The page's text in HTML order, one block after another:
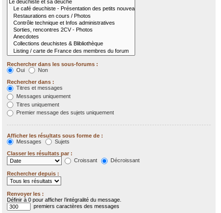
Rechercher dans les sous-forums :
Oui
Non
Rechercher dans :
Titres et messages
Messages uniquement
Titres uniquement
Premier message des sujets uniquement
Afficher les résultats sous forme de :
Messages
Sujets
Classer les résultats par :
Croissant
Décroissant
Rechercher depuis :
Renvoyer les :
Définir à 0 pour afficher l’intégralité du message.
premiers caractères des messages